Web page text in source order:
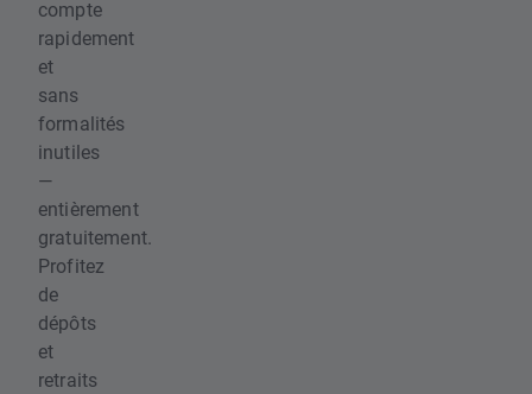
compte
rapidement
et
sans
formalités
inutiles
—
entièrement
gratuitement.
Profitez
de
dépôts
et
retraits